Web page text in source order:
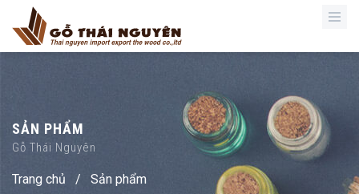
SẢN PHẨM
Gỗ Thái Nguyên
Trang chủ / Sản phẩm